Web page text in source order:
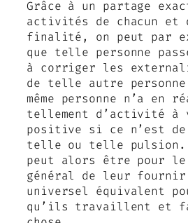
Grâce à un partage
activités de chacun et
finalité, on peut par
que telle personne
à corriger les
de telle autre
même personne n’a en
tellement d’activité à
positive si ce n’est de
telle ou telle pulsion.
peut alors être pour
général de leur fournir
universel équivalent
qu’ils travaillent et